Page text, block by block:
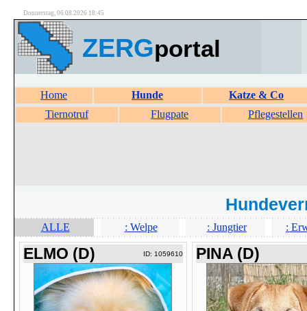
Donnerstag, 06.08.2026 18:45
ZERGportal
Home Hunde
Katze & Co
Tiernotruf
Flugpate Pflegestellen
ALLE : Welpe : Jungtier :
ELMO (D) ID: 1059610 PINA (D)